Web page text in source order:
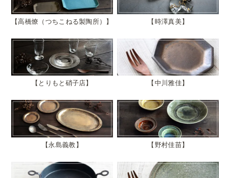
高橋燎（つちこねる製陶所） 時澤真美
とりもと硝子店 中川雅佳
永島義教 野村佳苗